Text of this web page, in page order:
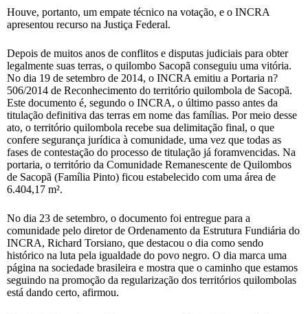
Houve, portanto, um empate técnico na votação, e o INCRA
apresentou recurso na Justiça Federal.
Depois de muitos anos de conflitos e disputas judiciais para obter
legalmente suas terras, o quilombo Sacopã conseguiu uma vitória.
No dia 19 de setembro de 2014, o INCRA emitiu a Portaria n?
506/2014 de Reconhecimento do território quilombola de Sacopã.
Este documento é, segundo o INCRA, o último passo antes da
titulação definitiva das terras em nome das famílias. Por meio desse
ato, o território quilombola recebe sua delimitação final, o que
confere segurança jurídica à comunidade, uma vez que todas as
fases de contestação do processo de titulação já foramvencidas. Na
portaria, o território da Comunidade Remanescente de Quilombos
de Sacopã (Família Pinto) ficou estabelecido com uma área de
6.404,17 m².
No dia 23 de setembro, o documento foi entregue para a
comunidade pelo diretor de Ordenamento da Estrutura Fundiária do
INCRA, Richard Torsiano, que destacou o dia como sendo
histórico na luta pela igualdade do povo negro. O dia marca uma
página na sociedade brasileira e mostra que o caminho que estamos
seguindo na promoção da regularização dos territórios quilombolas
está dando certo, afirmou.